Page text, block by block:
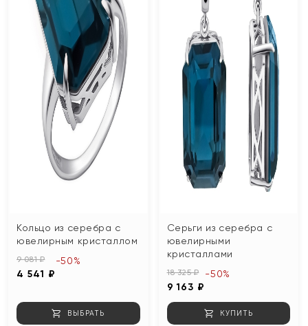
Кольцо из серебра с
ювелирным кристаллом
9 081 ₽
4 541 ₽
-50%
ВЫБРАТЬ
Серьги из серебра с
ювелирными
кристаллами
18 325 ₽
9 163 ₽
-50%
КУПИТЬ